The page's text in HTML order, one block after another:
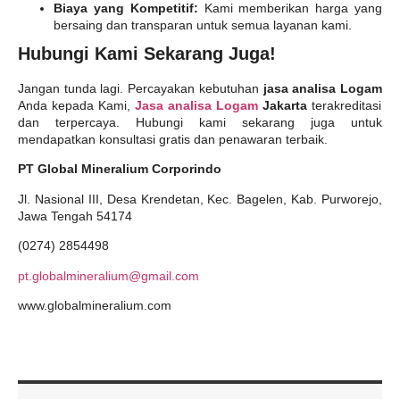
Biaya yang Kompetitif: Kami memberikan harga yang
bersaing dan transparan untuk semua layanan kami.
Hubungi Kami Sekarang Juga!
Jangan tunda lagi. Percayakan kebutuhan jasa analisa Logam
Anda kepada Kami, Jasa analisa Logam Jakarta terakreditasi
dan terpercaya. Hubungi kami sekarang juga untuk
mendapatkan konsultasi gratis dan penawaran terbaik.
PT Global Mineralium Corporindo
Jl. Nasional III, Desa Krendetan, Kec. Bagelen, Kab. Purworejo,
Jawa Tengah 54174
(0274) 2854498
pt.globalmineralium@gmail.com
www.globalmineralium.com